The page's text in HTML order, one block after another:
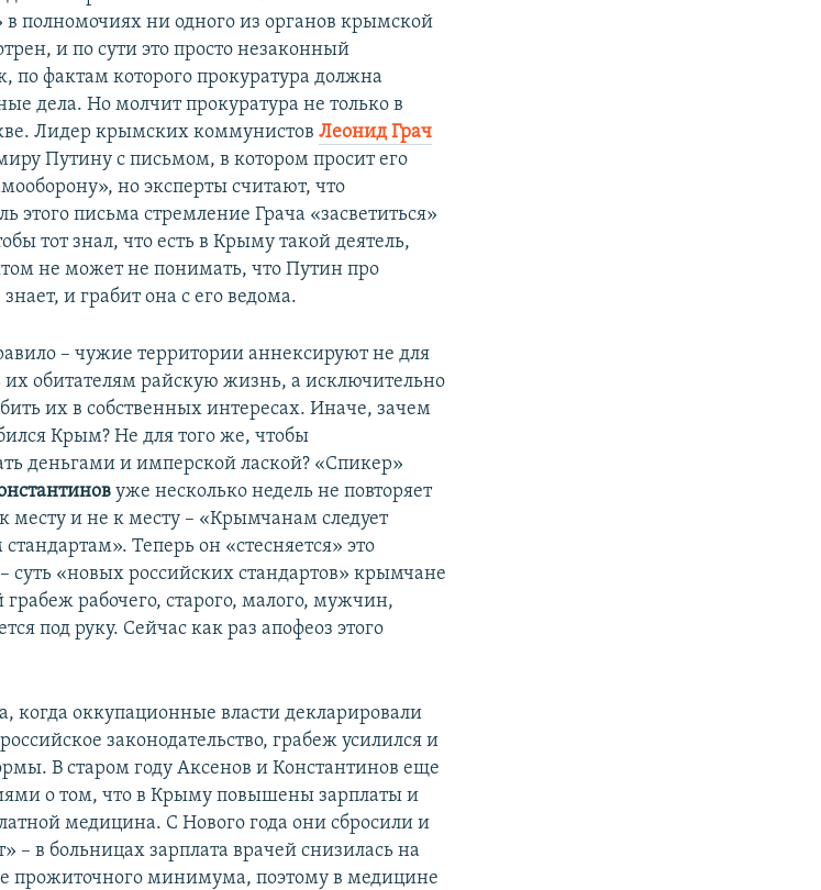
полномочиях ни одного из органов крымской
и по сути это просто незаконный
по фактам которого прокуратура должна
дела. Но молчит прокуратура не только в
Лидер крымских коммунистов Леонид Грач
Путину с письмом, в котором просит его
но эксперты считают, что
этого письма стремление Грача «засветиться»
тот знал, что есть в Крыму такой деятель,
не может не понимать, что Путин про
и грабит она с его ведома.
– чужие территории аннексируют не для
их обитателям райскую жизнь, а исключительно
их в собственных интересах. Иначе, зачем
Крым? Не для того же, чтобы
деньгами и имперской лаской? «Спикер»
уже несколько недель не повторяет
месту и не к месту – «Крымчанам следует
Теперь он «стесняется» это
суть «новых российских стандартов» крымчане
рабочего, старого, малого, мужчин,
под руку. Сейчас как раз апофеоз этого
когда оккупационные власти декларировали
законодательство, грабеж усилился и
В старом году Аксенов и Константинов еще
о том, что в Крыму повышены зарплаты и
медицина. С Нового года они сбросили и
– в больницах зарплата врачей снизилась на
прожиточного минимума, поэтому в медицине